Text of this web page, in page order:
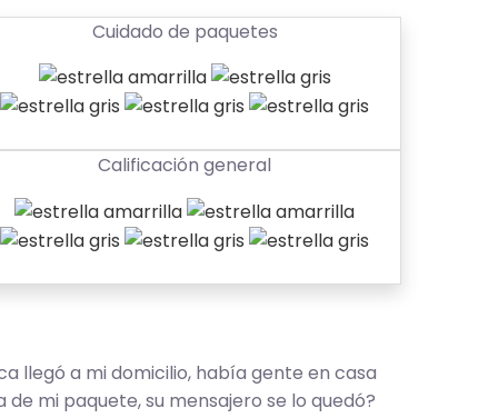
Cuidado de paquetes
Calificación general
llegó a mi domicilio, había gente en casa
mi paquete, su mensajero se lo quedó?